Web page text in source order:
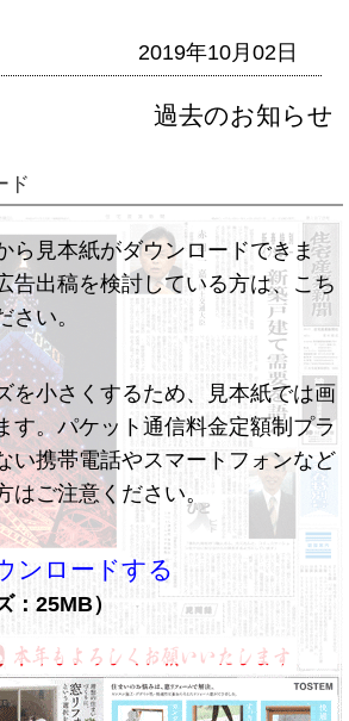
2019年10月02日
過去のお知らせ
ド
ら見本紙がダウンロードできま
告出稿を検討している方は、こち
さい。
を小さくするため、見本紙では画
す。パケット通信料金定額制プラ
い携帯電話やスマートフォンなど
はご注意ください。
ンロードする
：25MB）